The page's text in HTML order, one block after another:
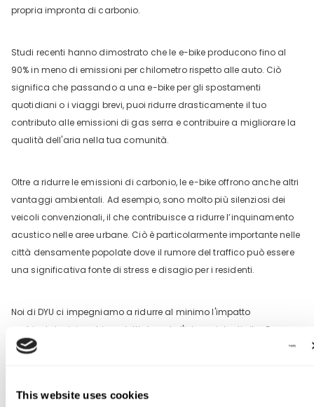
This website uses cookies
propria impronta di carbonio.
Studi recenti hanno dimostrato che le e-bike producono fino al
90% in meno di emissioni per chilometro rispetto alle auto. Ciò
significa che passando a una e-bike per gli spostamenti
quotidiani o i viaggi brevi, puoi ridurre drasticamente il tuo
contributo alle emissioni di gas serra e contribuire a migliorare la
qualità dell'aria nella tua comunità.
Oltre a ridurre le emissioni di carbonio, le e-bike offrono anche altri
vantaggi ambientali. Ad esempio, sono molto più silenziosi dei
veicoli convenzionali, il che contribuisce a ridurre l’inquinamento
acustico nelle aree urbane. Ciò è particolarmente importante nelle
città densamente popolate dove il rumore del traffico può essere
una significativa fonte di stress e disagio per i residenti.
Noi di DYU ci impegniamo a ridurre al minimo l'impatto
ambientale dei nostri prodotti durante l'intero ciclo di vita. Ecco
perché utilizziamo, quando possibile, materiali riciclabili nella
vita. In questo modo miriamo a ridurre gli sprechi e a preservare le